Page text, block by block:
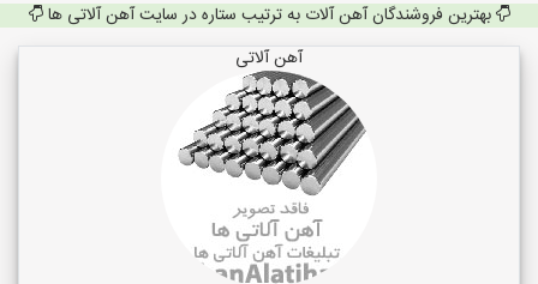
بهترین فروشندگان آهن آلات به ترتیب ستاره در سایت آهن آلاتی ها
آهن آلاتی